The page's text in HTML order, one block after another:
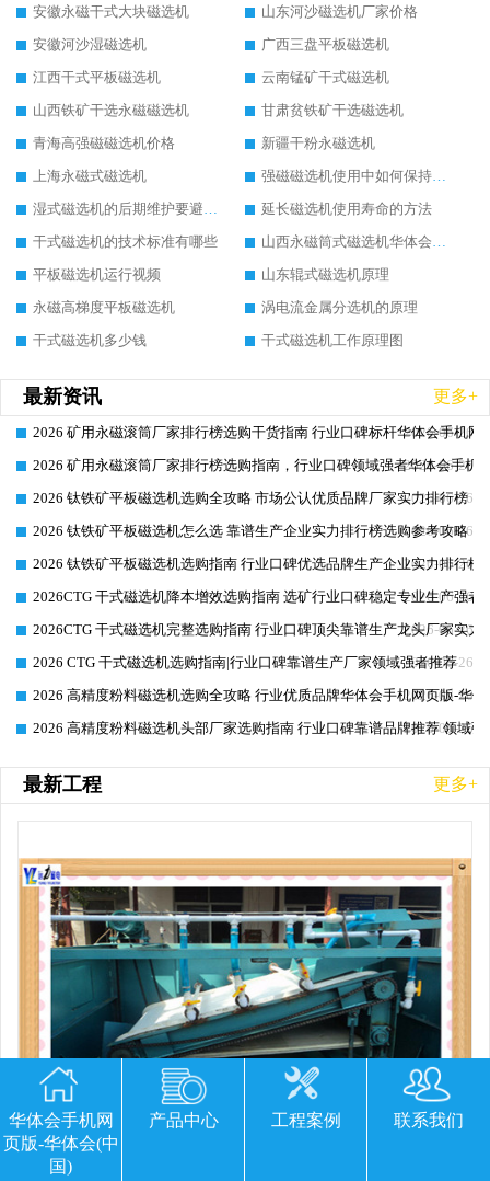
安徽永磁干式大块磁选机
山东河沙磁选机厂家价格
安徽河沙湿磁选机
广西三盘平板磁选机
江西干式平板磁选机
云南锰矿干式磁选机
山西铁矿干选永磁磁选机
甘肃贫铁矿干选磁选机
青海高强磁磁选机价格
新疆干粉永磁选机
上海永磁式磁选机
强磁磁选机使用中如何保持其顺畅运行
湿式磁选机的后期维护要避开哪些坑
延长磁选机使用寿命的方法
干式磁选机的技术标准有哪些
山西永磁筒式磁选机华体会手机网页版-华体会(中国)
平板磁选机运行视频
山东辊式磁选机原理
永磁高梯度平板磁选机
涡电流金属分选机的原理
干式磁选机多少钱
干式磁选机工作原理图
最新资讯 更多+
2026-06-26
2026 矿用永磁滚筒厂家排行榜选购干货指南 行业口碑标杆华体会手机网
2026-06-26
2026 矿用永磁滚筒厂家排行榜选购指南，行业口碑领域强者华体会手机
2026-06-26
2026 钛铁矿平板磁选机选购全攻略 市场公认优质品牌厂家实力排行榜
2026-06-26
2026 钛铁矿平板磁选机怎么选 靠谱生产企业实力排行榜选购参考攻略
2026-06-26
2026 钛铁矿平板磁选机选购指南 行业口碑优选品牌生产企业实力排行榜
2026-06-26
2026CTG 干式磁选机降本增效选购指南 选矿行业口碑稳定专业生产强者
2026-06-26
2026CTG 干式磁选机完整选购指南 行业口碑顶尖靠谱生产龙头厂家实力
2026-06-26
2026 CTG 干式磁选机选购指南|行业口碑靠谱生产厂家领域强者推荐
2026-06-26
2026 高精度粉料磁选机选购全攻略 行业优质品牌华体会手机网页版-华
2026-06-26
2026 高精度粉料磁选机头部厂家选购指南 行业口碑靠谱品牌推荐 领域
最新工程 更多+
华体会手机网
页版-华体会(中
国)
产品中心 工程案例 联系我们